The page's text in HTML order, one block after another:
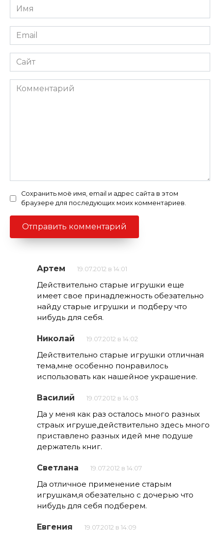
Имя
*
Email
*
Сайт
Комментарий
Сохранить моё имя, email и адрес сайта в этом
браузере для последующих моих комментариев.
Артем 19.07.2012 в 14:01
Действительно старые игрушки еще
имеет свое принадлежность обезательно
найду старые игрушки и подберу что
нибудь для себя.
Николай 19.07.2012 в 14:02
Действительно старые игрушки отличная
тема,мне особенно понравилось
использовать как нашейное украшение.
Василий 19.07.2012 в 14:03
Да у меня как раз осталось много разных
страых игруше,действительно здесь много
приставлено разных идей мне подуше
держатель книг.
Светлана 19.07.2012 в 14:07
Да отличное применение старым
игрушкам,я обезательно с дочерью что
нибудь для себя подберем.
Евгения 19.07.2012 в 14:09